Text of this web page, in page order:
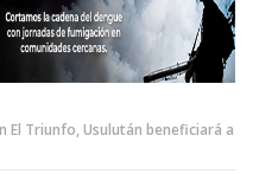
El Triunfo, Usulután beneficiará a